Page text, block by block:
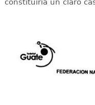
constituiría un claro